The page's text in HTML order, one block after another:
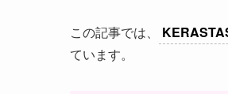
この記事では、
ています。